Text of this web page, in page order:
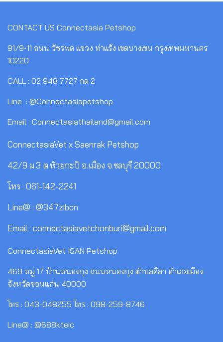
CONTACT US Connectasia Petshop
91/9-11 ถนน วัชรพล แขวง ท่าแร้ง เขตบางเขน กรุงเทพมหานคร
10220
CALL : 02 948 7727 กด 2
Line : @Connectasiapetshop
Email : Connectasiathailand@gmail.com
ConnectasiaVet x Saenrak Petshop
42/9 ม.3 ต.ห้วยกะปิ อ.เมือง จ.ชลบุรี 20000
โทร : 061-142-2241
Line@ : @347zibcn
Email : connectasiavetchonburi@gmail.com
ConnectasiaVet ISAN Petshop
469 หมู่ 17 บ้านหนองกุง ถนนหนองกุง ตำบลศิลา อำเภอเมือง
จังหวัดขอนแก่น 40000
โทร : 043-048255 โทร : 098-259-8746
Line@ : @688kteic